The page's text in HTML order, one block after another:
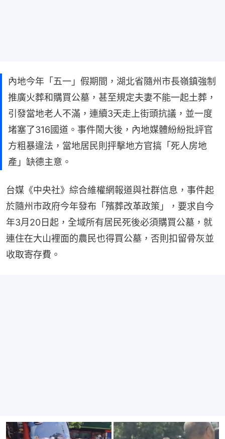
內地今年「五一」假期間，湖北省隨州市長嶺鎮強制
推廣火葬和購買公墓，甚至規定夫妻不能一起土葬，
引發當地老人不滿，連續3天走上街頭抗議，並一度
堵塞了316國道。事件鬧大後，內地媒體紛紛批評官
方粗暴違法，當地居民則抨擊地方官搞「死人房地
產」缺德主意。
台媒《中央社》綜合維權網報道與社群信息，事件起
於隨州市政府今年發布「殯葬改革政策」，要求自今
年3月20日起，全域所有居民死後必須購買公墓，就
連住在大山裡面的農民也得買公墓，否則扣留骨灰並
收取寄存費。